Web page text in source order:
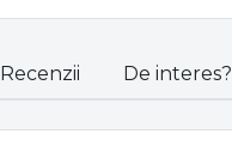
Recenzii De interes?